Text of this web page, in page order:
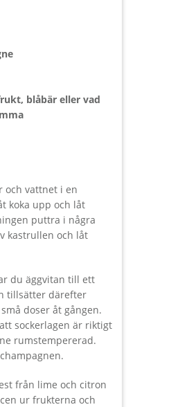
blåbär eller vad
och vattnet i en
koka upp och låt
puttra i några
kastrullen och låt
du äggvitan till ett
tillsätter därefter
doser åt gången.
sockerlagen är riktigt
rumstempererad.
från lime och citron
ur frukterna och